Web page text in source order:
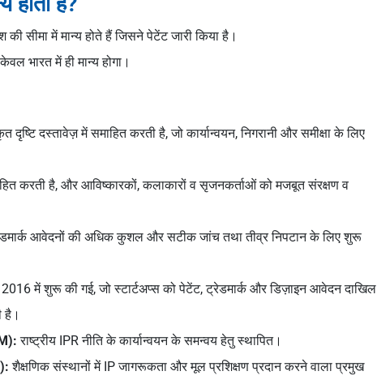
सीमा में मान्य होते हैं जिसने पेटेंट जारी किया है।
भारत में ही मान्य होगा।
दस्तावेज़ में समाहित करती है, जो कार्यान्वयन, निगरानी और समीक्षा के लिए
करती है, और आविष्कारकों, कलाकारों व सृजनकर्ताओं को मजबूत संरक्षण व
आवेदनों की अधिक कुशल और सटीक जांच तथा तीव्र निपटान के लिए शुरू
2016 में शुरू की गई, जो स्टार्टअप्स को पेटेंट, ट्रेडमार्क और डिज़ाइन आवेदन दाखिल
है।
राष्ट्रीय IPR नीति के कार्यान्वयन के समन्वय हेतु स्थापित।
शैक्षणिक संस्थानों में IP जागरूकता और मूल प्रशिक्षण प्रदान करने वाला प्रमुख